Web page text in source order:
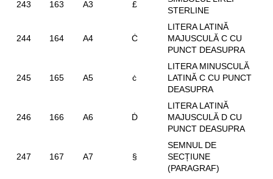
243 163 A3 £
STERLINE
244 164 A4 Ċ
LITERA LATINĂ
MAJUSCULĂ C CU
PUNCT DEASUPRA
245 165 A5 ċ
LITERA MINUSCULĂ
LATINĂ C CU PUNCT
DEASUPRA
246 166 A6 Ḋ
LITERA LATINĂ
MAJUSCULĂ D CU
PUNCT DEASUPRA
247 167 A7 §
SEMNUL DE
SECȚIUNE
(PARAGRAF)